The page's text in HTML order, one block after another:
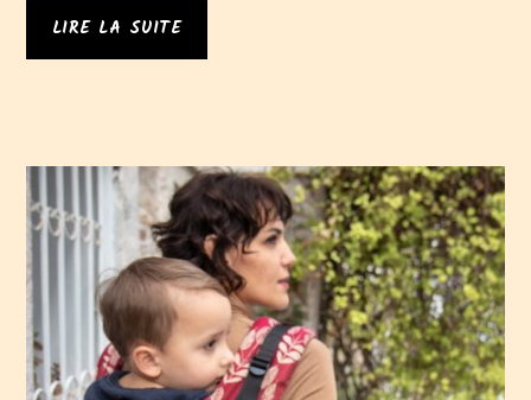
LIRE LA SUITE